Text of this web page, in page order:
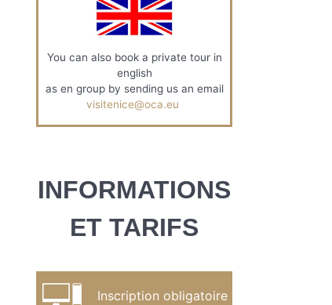
You can also book a private tour in
english
as en group by sending us an email
visitenice@oca.eu
INFORMATIONS
ET TARIFS
Inscription obligatoire